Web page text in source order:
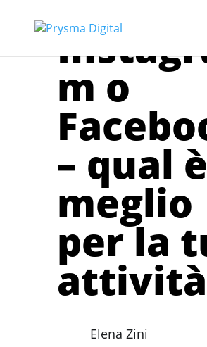
m o
– qual è
meglio
per la
Elena Zini